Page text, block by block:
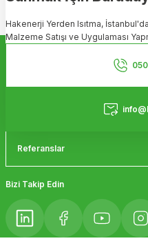
Ürün resmi kalitesiz, bozuk
Ürün açıklamasında eksik
Ürün bilgilerinde hatalar
Ürün fiyatı diğer sitelerden
Bu ürüne benzer farklı
Hakenerji Yerden Isıtma,
Malzeme Satışı ve Uygulaması
Referanslar
Bizi Takip Edin